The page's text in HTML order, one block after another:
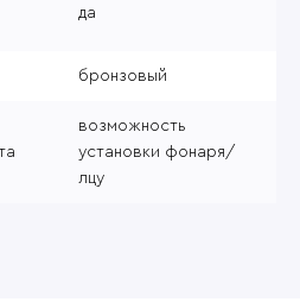
да
бронзовый
возможность
установки фонаря/
лцу